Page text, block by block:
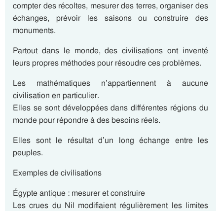
compter des récoltes, mesurer des terres, organiser des
échanges, prévoir les saisons ou construire des
monuments.
Partout dans le monde, des civilisations ont inventé
leurs propres méthodes pour résoudre ces problèmes.
Les mathématiques n’appartiennent à aucune
civilisation en particulier.
Elles se sont développées dans différentes régions du
monde pour répondre à des besoins réels.
Elles sont le résultat d’un long échange entre les
peuples.
Exemples de civilisations
Égypte antique : mesurer et construire
Les crues du Nil modifiaient régulièrement les limites